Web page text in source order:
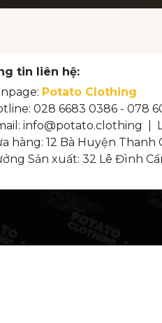
tin liên hệ:
Potato Clothing
028 6683 0386 - 078
info@potato.clothing |
hàng: 12 Bà Huyện Thanh
Sản xuất: 32 Lê Đình